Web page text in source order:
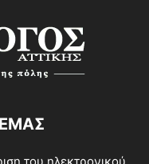
του ηλεκτρονικού